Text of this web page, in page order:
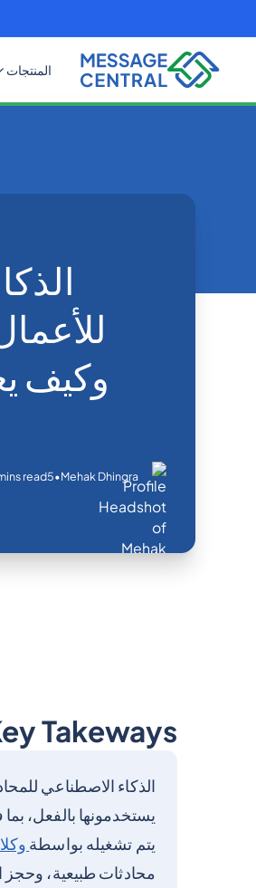
المنتجات
وكيف
Mehak Dhingra
•
5
read
Takeways
الذكاء الاصطناعي
يتم تشغيله بواسطة
محادثات طبيعية، وحجز